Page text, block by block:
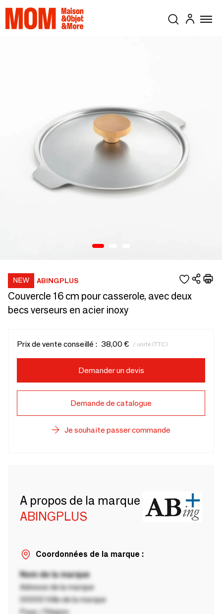
ABINGPLUS
Couvercle 16 cm pour casserole, avec deux
becs verseurs en acier inoxy
Prix de vente conseillé : 38,00 € / unité (TTC)
Demander un devis
Demande de catalogue
Je souhaite passer commande
A propos de la marque
ABINGPLUS
Coordonnées de la marque :
Nom de la marque
Adresse de la marque
00000 Ville de la marque
Pays / Région